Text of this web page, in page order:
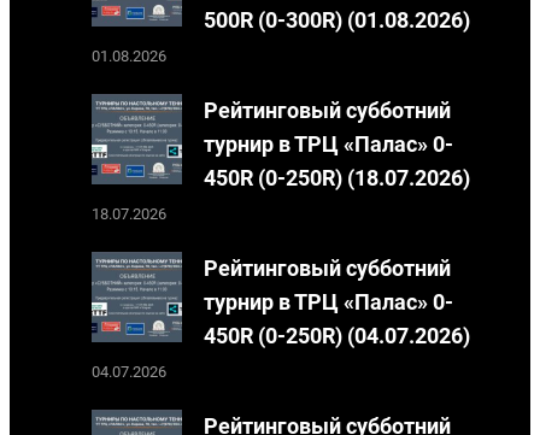
500R (0-300R) (01.08.2026)
01.08.2026
Рейтинговый субботний
турнир в ТРЦ «Палас» 0-
450R (0-250R) (18.07.2026)
18.07.2026
Рейтинговый субботний
турнир в ТРЦ «Палас» 0-
450R (0-250R) (04.07.2026)
04.07.2026
Рейтинговый субботний